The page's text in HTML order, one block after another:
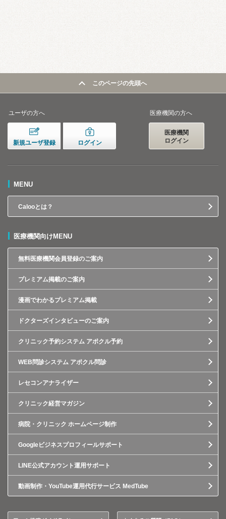
このページの先頭へ
ユーザの方へ
新規ユーザ登録 ログイン
医療機関の方へ
医療機関
ログイン
MENU
Calooとは？
医療機関向けMENU
無料医療機関会員登録のご案内
プレミアム掲載のご案内
漫画でわかるプレミアム掲載
ドクターズインタビューのご案内
クリニック予約システム アポクル予約
WEB問診システム アポクル問診
レセコンアナライザー
クリニック経営マガジン
病院・クリニック ホームページ制作
Googleビジネスプロフィールサポート
LINE公式アカウント運用サポート
動画制作・YouTube運用代行サービス MedTube